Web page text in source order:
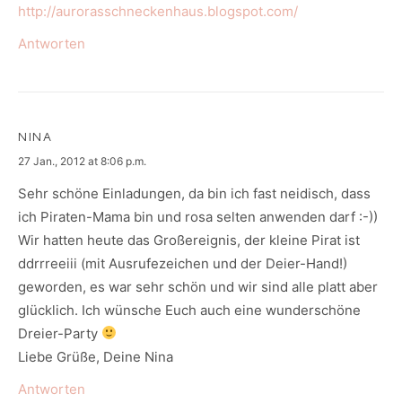
http://aurorasschneckenhaus.blogspot.com/
Antworten
NINA
says:
27 Jan., 2012 at 8:06 p.m.
Sehr schöne Einladungen, da bin ich fast neidisch, dass
ich Piraten-Mama bin und rosa selten anwenden darf :-))
Wir hatten heute das Großereignis, der kleine Pirat ist
ddrrreeiii (mit Ausrufezeichen und der Deier-Hand!)
geworden, es war sehr schön und wir sind alle platt aber
glücklich. Ich wünsche Euch auch eine wunderschöne
Dreier-Party
Liebe Grüße, Deine Nina
Antworten